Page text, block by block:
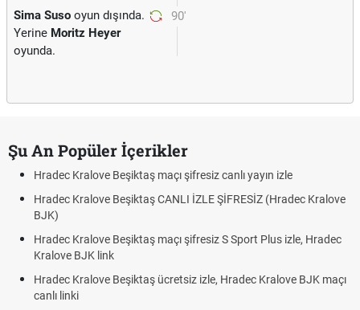
90'
Sima Suso oyun dışında.
Yerine Moritz Heyer
oyunda.
Şu An Popüler İçerikler
Hradec Kralove Beşiktaş maçı şifresiz canlı yayın izle
Hradec Kralove Beşiktaş CANLI İZLE ŞİFRESİZ (Hradec Kralove
BJK)
Hradec Kralove Beşiktaş maçı şifresiz S Sport Plus izle, Hradec
Kralove BJK link
Hradec Kralove Beşiktaş ücretsiz izle, Hradec Kralove BJK maçı
canlı linki